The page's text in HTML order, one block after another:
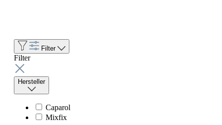
Filter
Filter
Hersteller
Caparol
Mixfix